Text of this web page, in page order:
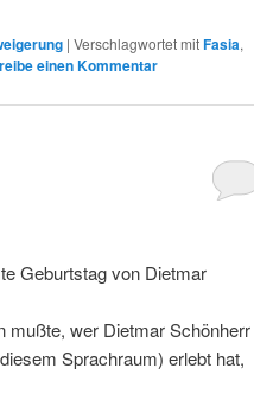
| Verschlagwortet mitFasia,
einen Kommentar
Geburtstag von Dietmar
mußte, wer Dietmar Schönherr
Sprachraum) erlebt hat,